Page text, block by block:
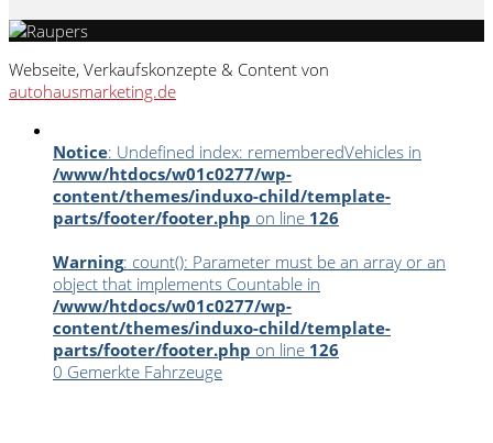
Webseite, Verkaufskonzepte & Content von
autohausmarketing.de
Notice: Undefined index: rememberedVehicles in
/www/htdocs/w01c0277/wp-
content/themes/induxo-child/template-
parts/footer/footer.php on line 126
Warning: count(): Parameter must be an array or an
object that implements Countable in
/www/htdocs/w01c0277/wp-
content/themes/induxo-child/template-
parts/footer/footer.php on line 126
0 Gemerkte Fahrzeuge